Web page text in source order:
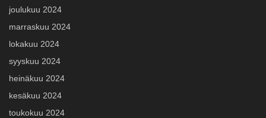
joulukuu 2024
marraskuu 2024
lokakuu 2024
syyskuu 2024
heinäkuu 2024
kesäkuu 2024
toukokuu 2024